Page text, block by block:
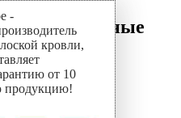
-
кровли,
от 10
продукцию!
прижимные
расчёт,